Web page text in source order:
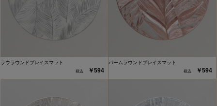
ラウラウンドプレイスマット
￥594
パームラウンドプレイスマット
￥594